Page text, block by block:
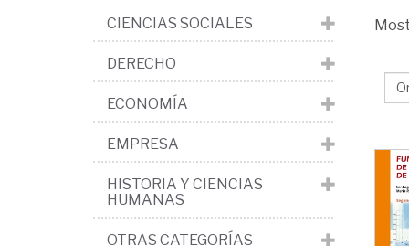
CIENCIAS SOCIALES
DERECHO
ECONOMÍA
EMPRESA
HISTORIA Y CIENCIAS
HUMANAS
OTRAS CATEGORÍAS